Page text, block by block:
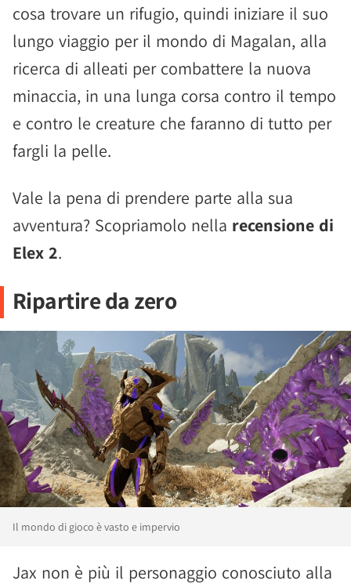
cosa trovare un rifugio, quindi iniziare il suo
lungo viaggio per il mondo di Magalan, alla
ricerca di alleati per combattere la nuova
minaccia, in una lunga corsa contro il tempo
e contro le creature che faranno di tutto per
fargli la pelle.
Vale la pena di prendere parte alla sua
avventura? Scopriamolo nella recensione di
Elex 2.
Ripartire da zero
Il mondo di gioco è vasto e impervio
Jax non è più il personaggio conosciuto alla